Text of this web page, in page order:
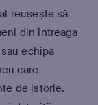
reușește să
din întreaga
echipa
care
de istorie.